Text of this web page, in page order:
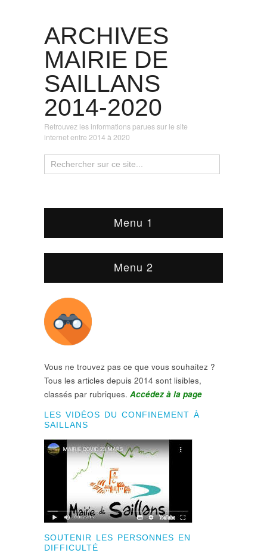
ARCHIVES
MAIRIE DE
SAILLANS
2014-2020
Retrouvez les informations parues sur le site
internet entre 2014 à 2020
Menu 1
Menu 2
Vous ne trouvez pas ce que vous souhaitez ?
Tous les articles depuis 2014 sont lisibles,
classés par rubriques. Accédez à la page
LES VIDÉOS DU CONFINEMENT À
SAILLANS
SOUTENIR LES PERSONNES EN
DIFFICULTÉ